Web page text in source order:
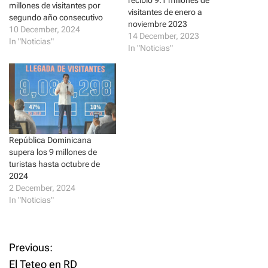
r
(
O
p
e
n
i
n
w
w
i
n
d
o
w
)
o
k
(
O
s
i
n
n
e
w
w
i
n
d
o
w
)
millones de visitantes por
segundo año consecutivo
10 December, 2024
In "Noticias"
visitantes de enero a
noviembre 2023
14 December, 2023
In "Noticias"
República Dominicana
supera los 9 millones de
turistas hasta octubre de
2024
2 December, 2024
In "Noticias"
P
Previous:
El Teteo en RD